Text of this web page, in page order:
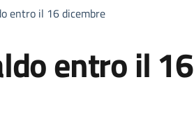
entro il 16 dicembre
entro il 16